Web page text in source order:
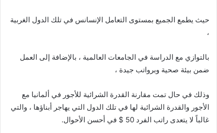
حيث يطمع الجميع بمستوى التعامل الإنسانس في تلك الدول الغربية
،
بالتوازي مع الدراسة في الجامعات العالمية ، بالإضافة إلى العمل
ضمن بيئة صحية وبرواتب جيدة ،
وذلك في حال تمت مقارنة القدرة الشرائية للأجور في ألمانيا مع
الأجور والقدرة الشرائية لها في تلك الدول التي يهاجر أبناؤها ، والتي
غالباً لا يتعدى راتب الفرد 50 $ في أحسن الأحوال.